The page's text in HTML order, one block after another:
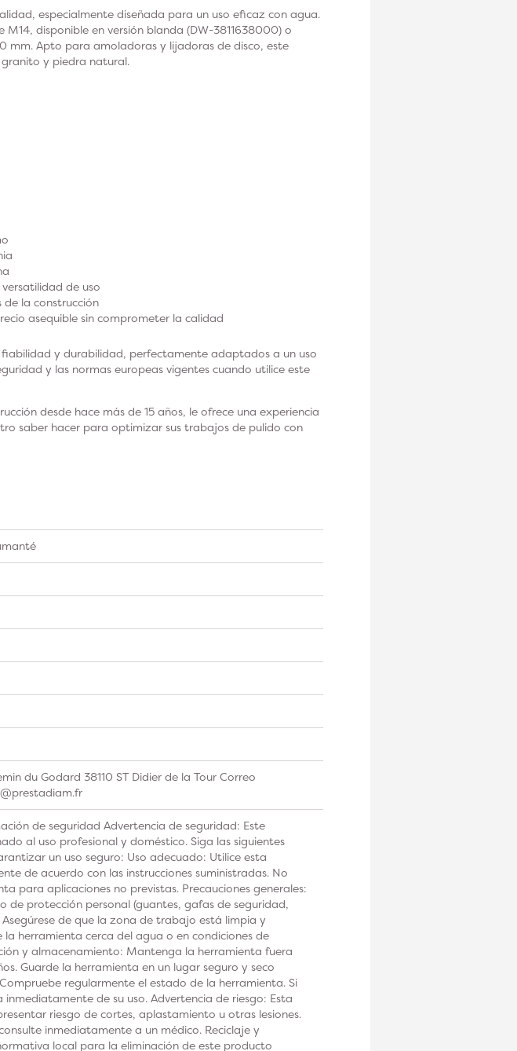
especialmente diseñada para un uso eficaz con agua.
disponible en versión blanda (DW-3811638000) o
mm. Apto para amoladoras y lijadoras de disco, este
y piedra natural.
de uso
de la construcción
asequible sin comprometer la calidad
y durabilidad, perfectamente adaptados a un uso
y las normas europeas vigentes cuando utilice este
desde hace más de 15 años, le ofrece una experiencia
saber hacer para optimizar sus trabajos de pulido con
du Godard 38110 ST Didier de la Tour Correo
de seguridad Advertencia de seguridad: Este
al uso profesional y doméstico. Siga las siguientes
un uso seguro: Uso adecuado: Utilice esta
de acuerdo con las instrucciones suministradas. No
para aplicaciones no previstas. Precauciones generales:
de protección personal (guantes, gafas de seguridad,
de que la zona de trabajo está limpia y
la herramienta cerca del agua o en condiciones de
y almacenamiento: Mantenga la herramienta fuera
Guarde la herramienta en un lugar seguro y seco
regularmente el estado de la herramienta. Si
de su uso. Advertencia de riesgo: Esta
riesgo de cortes, aplastamiento u otras lesiones.
inmediatamente a un médico. Reciclaje y
local para la eliminación de este producto